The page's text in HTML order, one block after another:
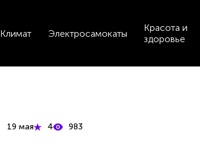
Климат Электросамокаты
Красота и
здоровье
19 мая 4 983